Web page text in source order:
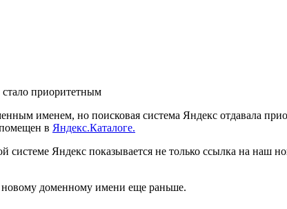
приоритетным
именем, но поисковая система Яндекс отдавала
в Яндекс.Каталоге.
системе Яндекс показывается не только ссылка на наш
новому доменному имени еще раньше.